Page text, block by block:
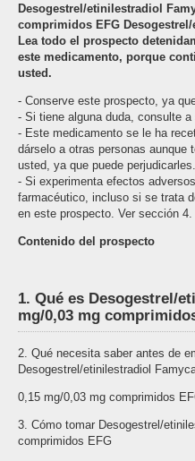
Desogestrel/etinilestradiol
comprimidos EFG
Lea todo el prospecto
este medicamento, porque
usted.
- Conserve este prospecto, ya
- Si tiene alguna duda, consulte
- Este medicamento se le ha
dárselo a otras personas
usted, ya que puede perjudicarles.
- Si experimenta efectos
farmacéutico, incluso si se trata
en este prospecto. Ver sección 4.
Contenido del prospecto
1. Qué es Desogestrel/
mg/0,03 mg
2. Qué necesita saber antes de
Desogestrel/etinilestradiol
0,15 mg/0,03 mg comprimidos
3. Cómo tomar Desogestrel/
comprimidos EFG